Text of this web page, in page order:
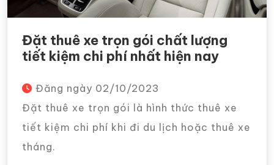
Đặt thuê xe trọn gói chất lượng
tiết kiệm chi phí nhất hiện nay
Đăng ngày 02/10/2023
Đặt thuê xe trọn gói là hình thức thuê xe
tiết kiệm chi phí khi đi du lịch hoặc thuê xe
tháng.